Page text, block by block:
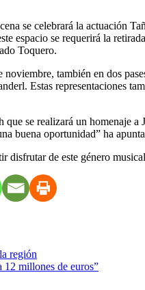
se celebrará la actuación
espacio se requerirá la
Toquero.
también en dos
Estas representaciones
se realizará un homenaje
buena oportunidad” ha
de este género
región
12 millones de euros”